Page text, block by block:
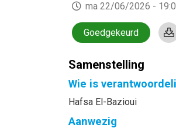
ma 22/06/2026 -
Goedgekeurd
Samenstelling
Wie is
Hafsa El-Bazioui
Aanwezig